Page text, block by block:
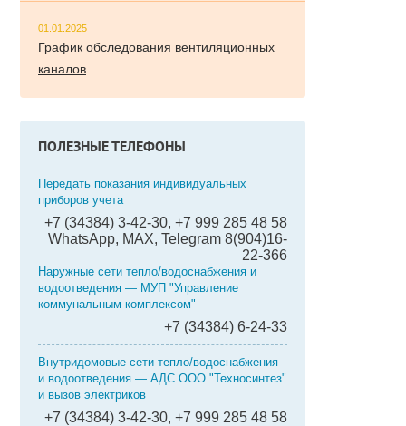
01.01.2025
График обследования вентиляционных
каналов
ПОЛЕЗНЫЕ ТЕЛЕФОНЫ
Передать показания индивидуальных
приборов учета
+7 (34384) 3-42-30, +7 999 285 48 58
WhatsApp, MAX, Telegram 8(904)16-
22-366
Наружные сети тепло/водоснабжения и
водоотведения — МУП "Управление
коммунальным комплексом"
+7 (34384) 6-24-33
Внутридомовые сети тепло/водоснабжения
и водоотведения — АДС ООО "Техносинтез"
и вызов электриков
+7 (34384) 3-42-30, +7 999 285 48 58